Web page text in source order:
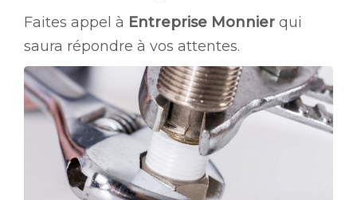
Faites appel à Entreprise Monnier qui
saura répondre à vos attentes.